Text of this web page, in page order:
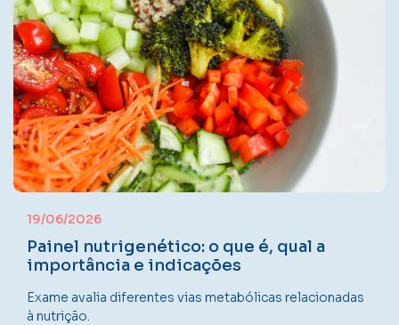
19/06/2026
Painel nutrigenético: o que é, qual a
importância e indicações
Exame avalia diferentes vias metabólicas relacionadas
à nutrição.